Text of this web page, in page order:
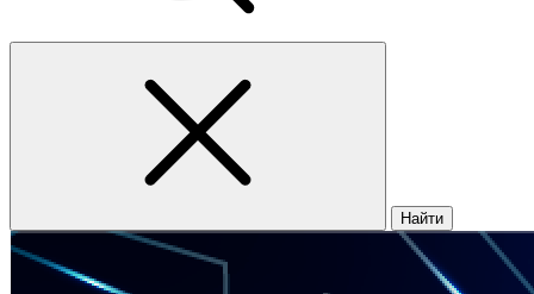
Найти